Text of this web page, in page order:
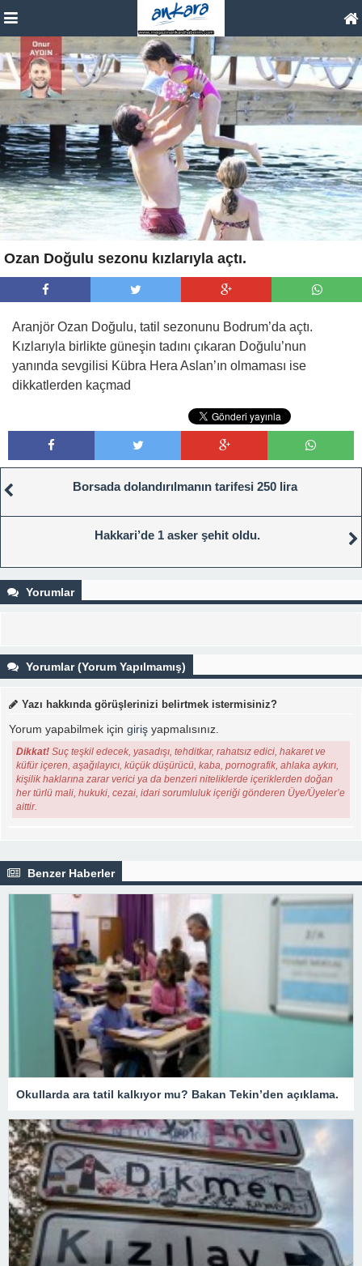
Ozan Doğulu sezonu kızlarıyla açtı.
Aranjör Ozan Doğulu, tatil sezonunu Bodrum’da açtı.
Kızlarıyla birlikte güneşin tadını çıkaran Doğulu’nun
yanında sevgilisi Kübra Hera Aslan’ın olmaması ise
dikkatlerden kaçmad
Borsada dolandırılmanın tarifesi 250 lira
Hakkari’de 1 asker şehit oldu.
Yorumlar
Yorumlar (Yorum Yapılmamış)
Yazı hakkında görüşlerinizi belirtmek istermisiniz?
Yorum yapabilmek için giriş yapmalısınız.
Dikkat! Suç teşkil edecek, yasadışı, tehditkar, rahatsız edici, hakaret ve
küfür içeren, aşağılayıcı, küçük düşürücü, kaba, pornografik, ahlaka aykırı,
kişilik haklarına zarar verici ya da benzeri niteliklerde içeriklerden doğan
her türlü mali, hukuki, cezai, idari sorumluluk içeriği gönderen Üye/Üyeler’e
aittir.
Benzer Haberler
Okullarda ara tatil kalkıyor mu? Bakan Tekin’den açıklama.